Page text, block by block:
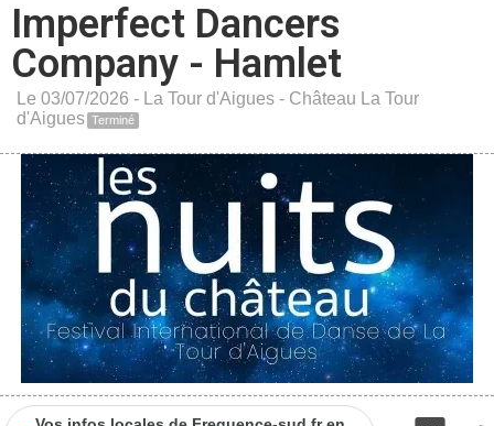
Imperfect Dancers
Company - Hamlet
Le 03/07/2026 - La Tour d'Aigues - Château La Tour
d'Aigues Terminé